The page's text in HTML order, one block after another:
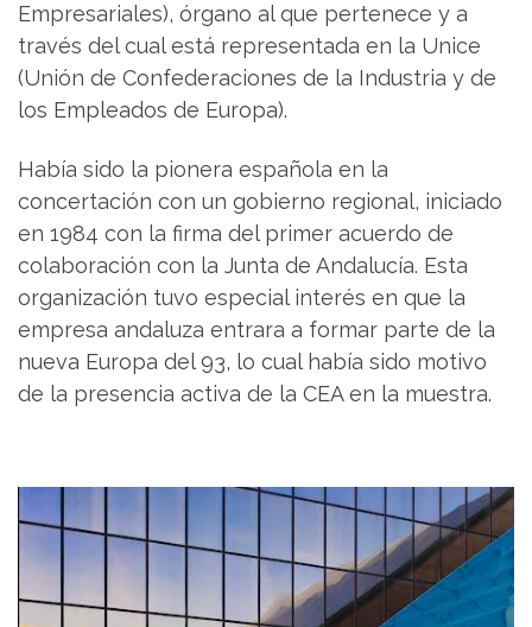
Empresariales), órgano al que pertenece y a
través del cual está representada en la Unice
(Unión de Confederaciones de la Industria y de
los Empleados de Europa).
Había sido la pionera española en la
concertación con un gobierno regional, iniciado
en 1984 con la firma del primer acuerdo de
colaboración con la Junta de Andalucía. Esta
organización tuvo especial interés en que la
empresa andaluza entrara a formar parte de la
nueva Europa del 93, lo cual había sido motivo
de la presencia activa de la CEA en la muestra.